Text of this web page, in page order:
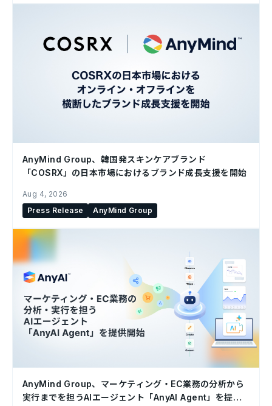
AnyMind Group、韓国発スキンケアブランド
「COSRX」の日本市場におけるブランド成長支援を開始
Aug 4, 2026
Press Release
AnyMind Group
AnyMind Group、マーケティング・EC業務の分析から
実行までを担うAIエージェント「AnyAI Agent」を提供